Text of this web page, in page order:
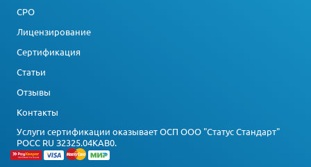
СРО
Лицензирование
Сертификация
Статьи
Отзывы
Контакты
Услуги сертификации оказывает ОСП ООО "Статус Стандарт"
РОСС RU З2325.04КАВ0.